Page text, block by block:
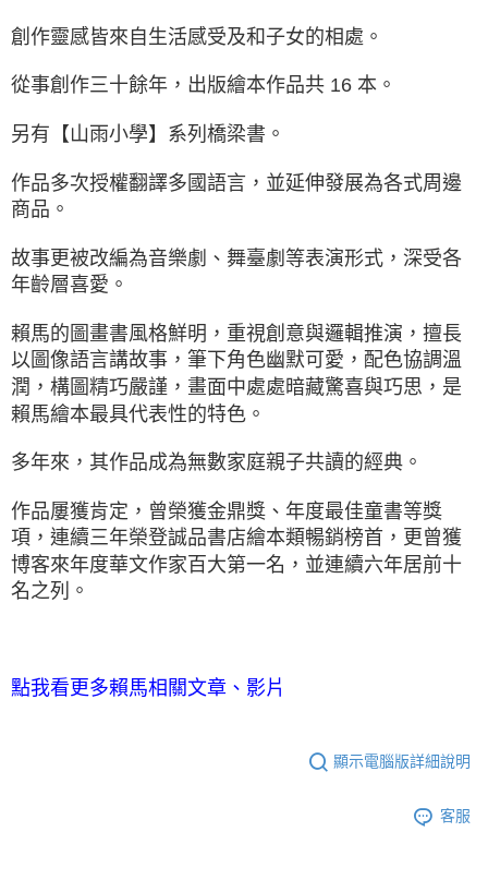
創作靈感皆來自生活感受及和子女的相處。
從事創作三十餘年，出版繪本作品共 16 本。
另有【山雨小學】系列橋梁書。
作品多次授權翻譯多國語言， 並延伸發展為各式周邊
商品。
故事更被改編為音樂劇、舞臺劇等表演形式， 深受各
年齡層喜愛。
賴馬的圖畫書風格鮮明，重視創意與邏輯推演， 擅長
以圖像語言講故事，筆下角色幽默可愛， 配色協調溫
潤，構圖精巧嚴謹， 畫面中處處暗藏驚喜與巧思， 是
賴馬繪本最具代表性的特色。
多年來，其作品成為無數家庭親子共讀的經典。
作品屢獲肯定，曾榮獲金鼎獎、年度最佳童書等獎
項， 連續三年榮登誠品書店繪本類暢銷榜首， 更曾獲
博客來年度華文作家百大第一名， 並連續六年居前十
名之列。
點我看更多賴馬相關文章、影片
顯示電腦版詳細說明
客服